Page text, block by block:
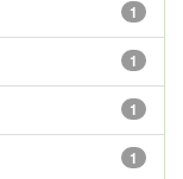
1
1
1
1